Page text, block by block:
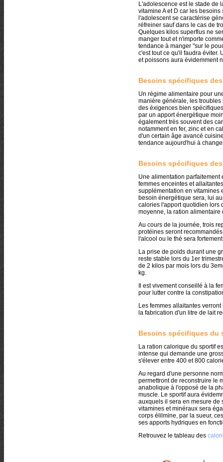
L'adolescence est le stade de
vitamine A et D car les
l'adolescent se caractérise
réfreiner sauf dans le cas de
Quelques kilos superflus ne
manger tout et n'importe
tendance à manger "sur le
c'est tout ce qu'il faudra éviter.
et poissons aura évidemment
Besoins spécifiques
Un régime alimentaire pour
manière générale, les
des éxigences bien
par un apport énergétique
également très souvent des
notamment en fer, zinc et en
d'un certain âge avancé
tendance aujourd'hui à
Besoins spécifiques
Une alimentation
femmes enceintes et
supplémentation en vitamines
besoin énergétique sera, lui
calories l'apport quotidien lors
moyenne, la ration alimentaire
Au cours de la journée, trois
protéines seront
l'alcool ou le thé sera
La prise de poids durant une
reste stable lors du 1er
de 2 kilos par mois lors du
kg.
Il est vivement conseillé à la
pour lutter contre la
Les femmes allaitantes
la fabrication d'un litre de lait
Besoins spécifiques du
La ration calorique du sportif
intense qui demande une
s'élever entre 400 et 800
Au regard d'une personne
permettront de reconstruire le
anabolique à l'opposé de la
muscle. Le sportif aura
auxquels il sera en mesure de
vitamines et minéraux sera
corps élilmine, par la sueur,
ses apports hydriques en
Retrouvez le tableau des